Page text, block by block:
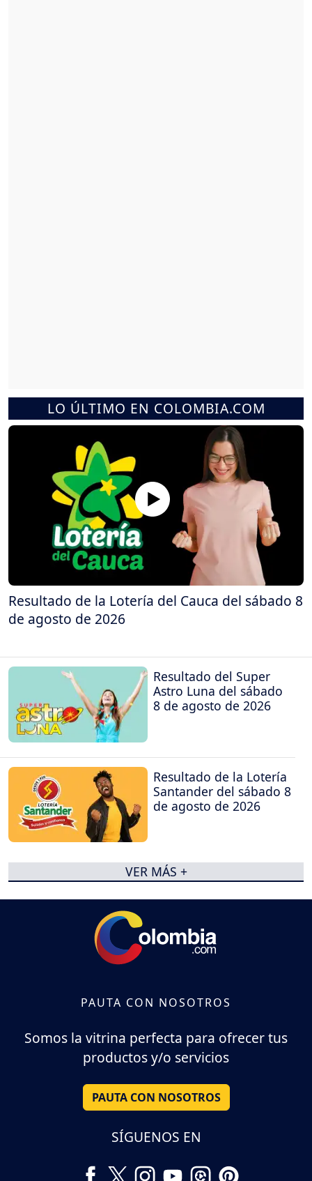
LO ÚLTIMO EN COLOMBIA.COM
Resultado de la Lotería del Cauca del sábado 8
de agosto de 2026
Resultado del Super
Astro Luna del sábado
8 de agosto de 2026
Resultado de la Lotería
Santander del sábado 8
de agosto de 2026
VER MÁS +
PAUTA CON NOSOTROS
Somos la vitrina perfecta para ofrecer tus
productos y/o servicios
PAUTA CON NOSOTROS
SÍGUENOS EN